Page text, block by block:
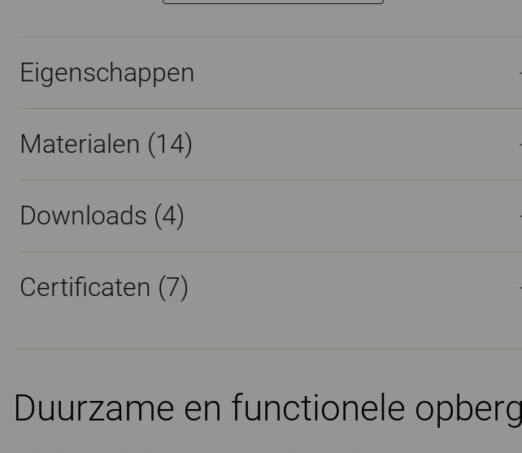
Eigenschappen
Materialen (14)
Downloads (4)
Certificaten (7)
Duurzame en functionele